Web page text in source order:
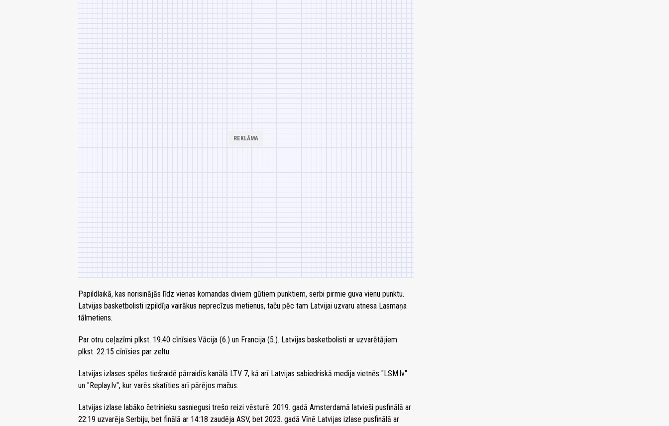
Papildlaikā, kas norisinājās līdz vienas komandas diviem gūtiem punktiem, serbi pirmie guva vienu punktu.
Latvijas basketbolisti izpildīja vairākus neprecīzus metienus, taču pēc tam Latvijai uzvaru atnesa Lasmaņa
tālmetiens.
Par otru ceļazīmi plkst. 19.40 cīnīsies Vācija (6.) un Francija (5.). Latvijas basketbolisti ar uzvarētājiem
plkst. 22.15 cīnīsies par zeltu.
Latvijas izlases spēles tiešraidē pārraidīs kanālā LTV 7, kā arī Latvijas sabiedriskā medija vietnēs "LSM.lv"
un "Replay.lv", kur varēs skatīties arī pārējos mačus.
Latvijas izlase labāko četrinieku sasniegusi trešo reizi vēsturē. 2019. gadā Amsterdamā latvieši pusfinālā ar
22:19 uzvarēja Serbiju, bet finālā ar 14:18 zaudēja ASV, bet 2023. gadā Vīnē Latvijas izlase pusfinālā ar